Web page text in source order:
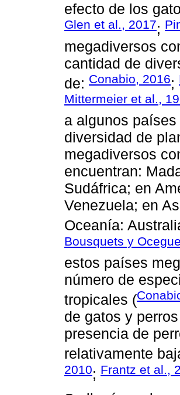
efecto de los
Glen et al., 2017;
megadiversos
cantidad de
de: Conabio, 2016;
Mittermeier et al.,
a algunos
diversidad de
megadiversos
encuentran:
Sudáfrica; en
Venezuela; en
Oceanía:
Bousquets y
estos países
número de
tropicales (
de gatos y
presencia de
relativamente
2010; Frantz et al.,